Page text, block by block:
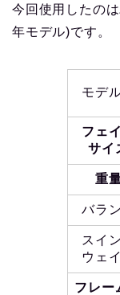
今回使用したの
年モデル)です。
モデ
フェ
サイ
重
バラ
スイ
ウェ
フレー